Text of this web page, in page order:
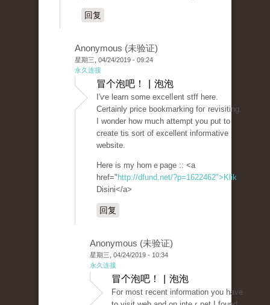
回复
Anonymous (未验证)
星期三, 04/24/2019 - 09:24
永久连接
冒个泡吧！ | 泡泡
I'ѵe learn some excelⅼent stff here.
Certainly price bookmarking foг revisiting.
I wonder how much attempt you put to
create tis sort of excellent informative
website.
Here is my homｅpage :: <a
href=" http://dfund.net/?p=1622462">Klik
Disini</a>
回复
Anonymous (未验证)
星期三, 04/24/2019 - 10:34
永久连接
冒个泡吧！ | 泡泡
For most гecent information you have